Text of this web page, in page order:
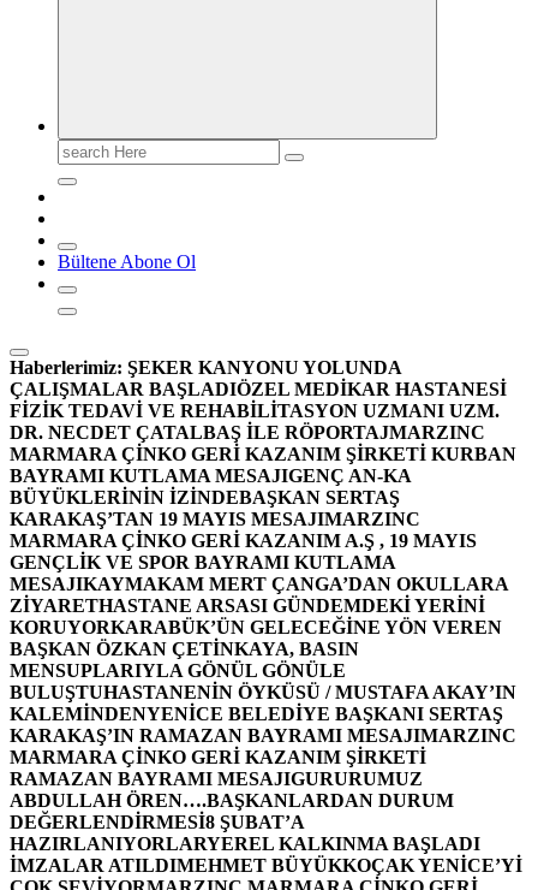
Search
for:
Bültene Abone Ol
Haberlerimiz: ŞEKER KANYONU YOLUNDA
ÇALIŞMALAR BAŞLADIÖZEL MEDİKAR HASTANESİ
FİZİK TEDAVİ VE REHABİLİTASYON UZMANI UZM.
DR. NECDET ÇATALBAŞ İLE RÖPORTAJMARZINC
MARMARA ÇİNKO GERİ KAZANIM ŞİRKETİ KURBAN
BAYRAMI KUTLAMA MESAJIGENÇ AN-KA
BÜYÜKLERİNİN İZİNDEBAŞKAN SERTAŞ
KARAKAŞ’TAN 19 MAYIS MESAJIMARZINC
MARMARA ÇİNKO GERİ KAZANIM A.Ş , 19 MAYIS
GENÇLİK VE SPOR BAYRAMI KUTLAMA
MESAJIKAYMAKAM MERT ÇANGA’DAN OKULLARA
ZİYARETHASTANE ARSASI GÜNDEMDEKİ YERİNİ
KORUYORKARABÜK’ÜN GELECEĞİNE YÖN VEREN
BAŞKAN ÖZKAN ÇETİNKAYA, BASIN
MENSUPLARIYLA GÖNÜL GÖNÜLE
BULUŞTUHASTANENİN ÖYKÜSÜ / MUSTAFA AKAY’IN
KALEMİNDENYENİCE BELEDİYE BAŞKANI SERTAŞ
KARAKAŞ’IN RAMAZAN BAYRAMI MESAJIMARZINC
MARMARA ÇİNKO GERİ KAZANIM ŞİRKETİ
RAMAZAN BAYRAMI MESAJIGURURUMUZ
ABDULLAH ÖREN….BAŞKANLARDAN DURUM
DEĞERLENDİRMESİ8 ŞUBAT’A
HAZIRLANIYORLARYEREL KALKINMA BAŞLADI
İMZALAR ATILDIMEHMET BÜYÜKKOÇAK YENİCE’Yİ